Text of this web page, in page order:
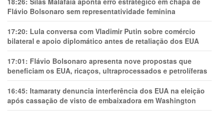
Flávio Bolsonaro sem representatividade feminina
17:20: Lula conversa com Vladimir Putin sobre comércio
bilateral e apoio diplomático antes de retaliação dos EUA
17:01: Flávio Bolsonaro apresenta nove propostas que
beneficiam os EUA, ricaços, ultraprocessados e petrolíferas
16:45: Itamaraty denuncia interferência dos EUA na eleição
após cassação de visto de embaixadora em Washington